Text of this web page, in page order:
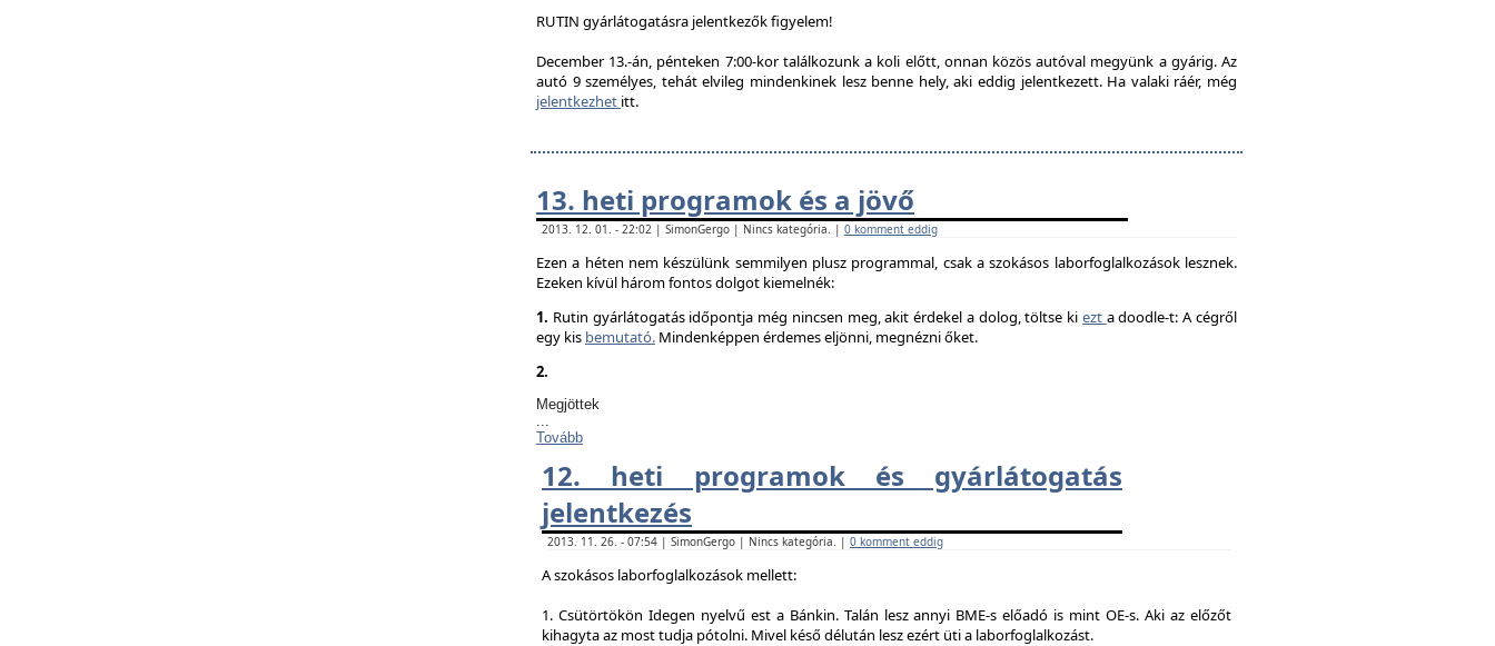
RUTIN gyárlátogatásra jelentkezők figyelem!
December 13.-án, pénteken 7:00-kor találkozunk a koli előtt, onnan közös autóval megyünk a gyárig. Az
autó 9 személyes, tehát elvileg mindenkinek lesz benne hely, aki eddig jelentkezett. Ha valaki ráér, még
jelentkezhet itt.
13. heti programok és a jövő
2013. 12. 01. - 22:02 | SimonGergo | Nincs kategória. | 0 komment eddig
Ezen a héten nem készülünk semmilyen plusz programmal, csak a szokásos laborfoglalkozások lesznek.
Ezeken kívül három fontos dolgot kiemelnék:
1. Rutin gyárlátogatás időpontja még nincsen meg, akit érdekel a dolog, töltse ki ezt a doodle-t: A cégről
egy kis bemutató. Mindenképpen érdemes eljönni, megnézni őket.
2.
Megjöttek
...
Tovább
12. heti programok és gyárlátogatás
jelentkezés
2013. 11. 26. - 07:54 | SimonGergo | Nincs kategória. | 0 komment eddig
A szokásos laborfoglalkozások mellett:
1. Csütörtökön Idegen nyelvű est a Bánkin. Talán lesz annyi BME-s előadó is mint OE-s. Aki az előzőt
kihagyta az most tudja pótolni. Mivel késő délután lesz ezért üti a laborfoglalkozást.